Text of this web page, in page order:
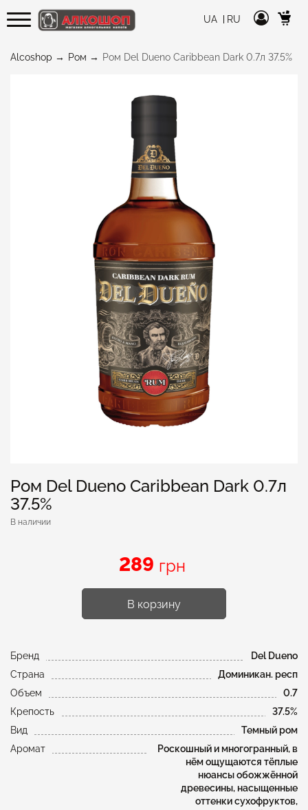
UA RU
Alcoshop Ром Ром Del Dueno Caribbean Dark 0.7л 37.5%
Ром Del Dueno Caribbean Dark 0.7л
37.5%
В наличии
289 грн
В корзину
Бренд
Del Dueno
Страна
Доминикан. респ
Объем
0.7
Крепость
37.5%
Вид
Темный ром
Аромат
Роскошный и многогранный, в
нём ощущаются тёплые
нюансы обожжённой
древесины, насыщенные
оттенки сухофруктов,